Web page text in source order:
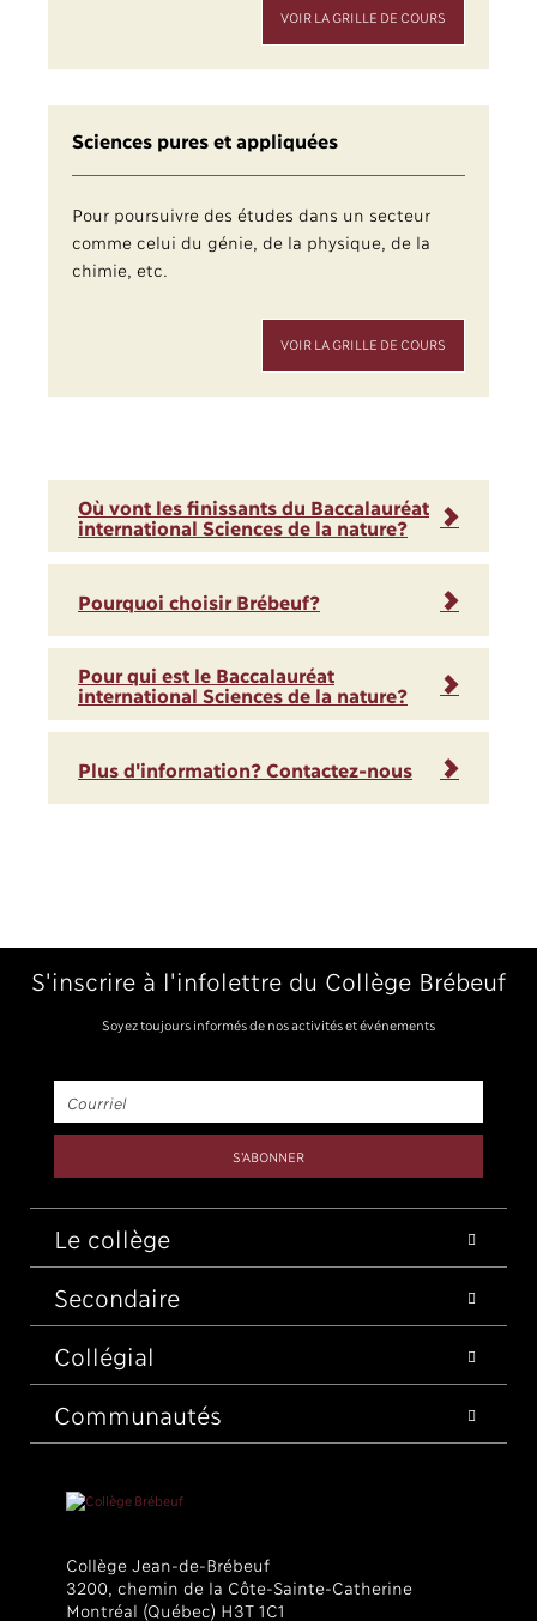
VOIR LA GRILLE DE COURS
Sciences pures et appliquées
Pour poursuivre des études dans un secteur
comme celui du génie, de la physique, de la
chimie, etc.
VOIR LA GRILLE DE COURS
Où vont les finissants du Baccalauréat
international Sciences de la nature?
Pourquoi choisir Brébeuf?
Pour qui est le Baccalauréat
international Sciences de la nature?
Plus d'information? Contactez-nous
S'inscrire à l'infolettre du Collège Brébeuf
Soyez toujours informés de nos activités et événements
Le collège
Secondaire
Collégial
Communautés
Collège Jean-de-Brébeuf
3200, chemin de la Côte-Sainte-Catherine
Montréal (Québec) H3T 1C1